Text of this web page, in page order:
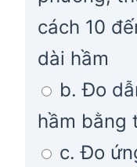
cách 10
dài hầm
b. Đo
hầm bằng
c. Đo